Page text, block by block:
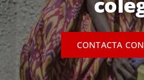
CONTACTA